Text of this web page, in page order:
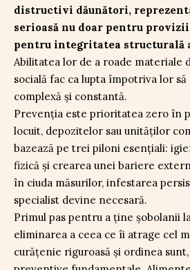
distructivi dăunători,
serioasă nu doar pentru
pentru integritatea structurală
Abilitatea lor de a roade materiale
socială fac ca lupta împotriva lor
complexă și constantă.
Prevenția este prioritatea zero în
locuit, depozitelor sau unităților
bazează pe trei piloni esențiali:
fizică și crearea unei bariere
în ciuda măsurilor, infestarea
specialist devine necesară.
Primul pas pentru a ține șobolanii
eliminarea a ceea ce îi atrage cel
curățenie riguroasă și ordinea sunt,